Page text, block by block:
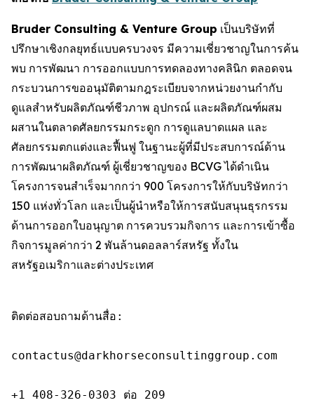
Bruder Consulting & Venture Group เป็นบริษัทที่
ปรึกษาเชิงกลยุทธ์แบบครบวงจร มีความเชี่ยวชาญในการค้น
พบ การพัฒนา การออกแบบการทดลองทางคลินิก ตลอดจน
กระบวนการขออนุมัติตามกฎระเบียบจากหน่วยงานกำกับ
ดูแลสำหรับผลิตภัณฑ์ชีวภาพ อุปกรณ์ และผลิตภัณฑ์ผสม
ผสานในตลาดศัลยกรรมกระดูก การดูแลบาดแผล และ
ศัลยกรรมตกแต่งและฟื้นฟู ในฐานะผู้ที่มีประสบการณ์ด้าน
การพัฒนาผลิตภัณฑ์ ผู้เชี่ยวชาญของ BCVG ได้ดำเนิน
โครงการจนสำเร็จมากกว่า 900 โครงการให้กับบริษัทกว่า
150 แห่งทั่วโลก และเป็นผู้นำหรือให้การสนับสนุนธุรกรรม
ด้านการออกใบอนุญาต การควบรวมกิจการ และการเข้าซื้อ
กิจการมูลค่ากว่า 2 พันล้านดอลลาร์สหรัฐ ทั้งใน
สหรัฐอเมริกาและต่างประเทศ
ติดต่อสอบถามด้านสื่อ:
contactus@darkhorseconsultinggroup.com
+1 408-326-0303 ต่อ 209